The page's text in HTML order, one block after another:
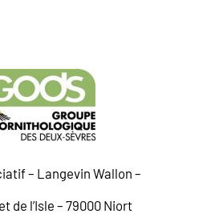
– Langevin Wallon –
de l’Isle – 79000 Niort